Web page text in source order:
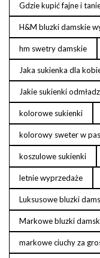
Gdzie kupić fajne i
H&M bluzki damskie
hm swetry damskie
Jaka sukienka dla
Jakie sukienki
kolorowe sukienki
kolorowy sweter w
koszulowe sukienki
letnie wyprzedaże
Luksusowe bluzki
Markowe bluzki
markowe ciuchy za